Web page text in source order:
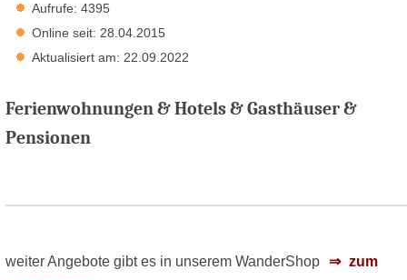
Aufrufe: 4395
Online seit: 28.04.2015
Aktualisiert am: 22.09.2022
Ferienwohnungen & Hotels & Gasthäuser &
Pensionen
weiter Angebote gibt es in unserem WanderShop
zum